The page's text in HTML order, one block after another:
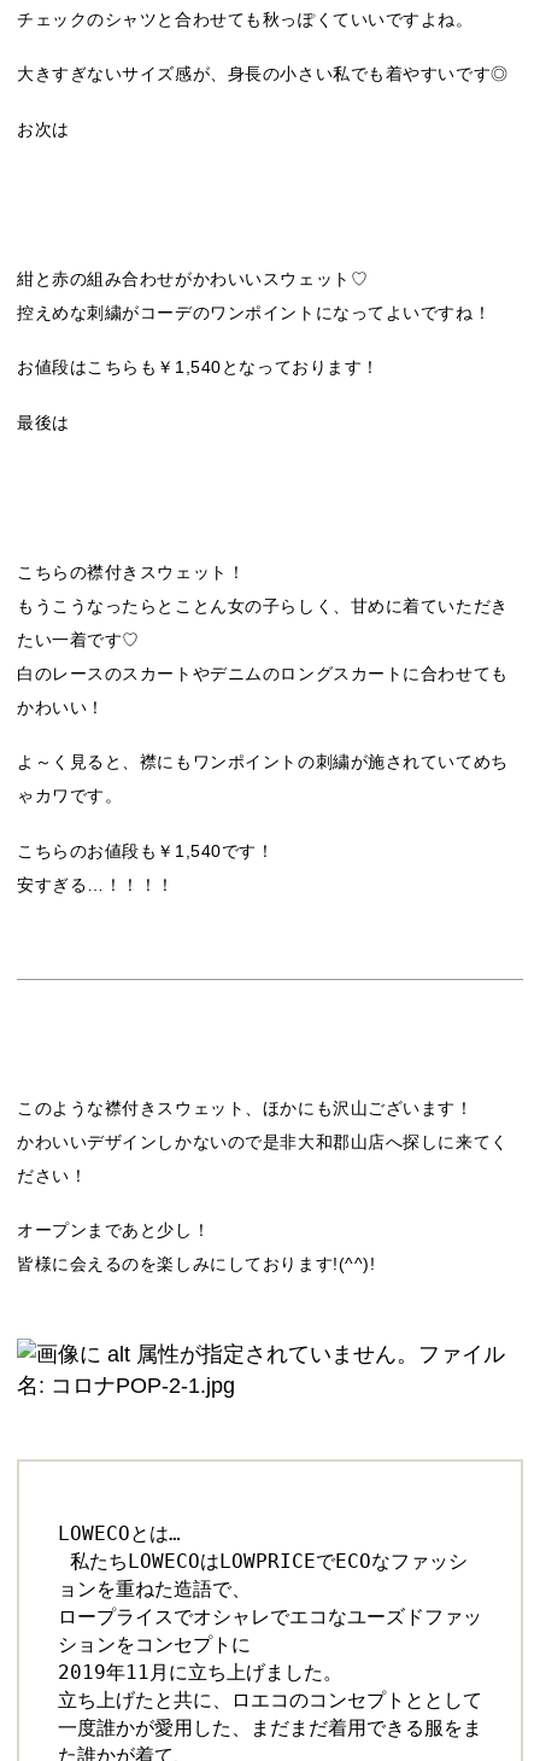
チェックのシャツと合わせても秋っぽくていいですよね。
大きすぎないサイズ感が、身長の小さい私でも着やすいです◎
お次は
紺と赤の組み合わせがかわいいスウェット♡
控えめな刺繍がコーデのワンポイントになってよいですね！
お値段はこちらも￥1,540となっております！
最後は
こちらの襟付きスウェット！
もうこうなったらとことん女の子らしく、甘めに着ていただき
たい一着です♡
白のレースのスカートやデニムのロングスカートに合わせても
かわいい！
よ～く見ると、襟にもワンポイントの刺繍が施されていてめち
ゃカワです。
こちらのお値段も￥1,540です！
安すぎる…！！！！
このような襟付きスウェット、ほかにも沢山ございます！
かわいいデザインしかないので是非大和郡山店へ探しに来てく
ださい！
オープンまであと少し！
皆様に会えるのを楽しみにしております!(^^)!
LOWECOとは…
ョンを重ねた造語で、
ロープライスでオシャレでエコなユーズドファッ
ションをコンセプトに
2019年11月に立ち上げました。
立ち上げたと共に、ロエコのコンセプトととして
一度誰かが愛用した、まだまだ着用できる服をま
た誰かが着て、